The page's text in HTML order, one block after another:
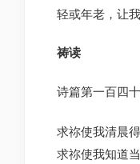
轻或年老，让
祷读
诗篇第一百四
求祢使我清晨
求祢使我知道